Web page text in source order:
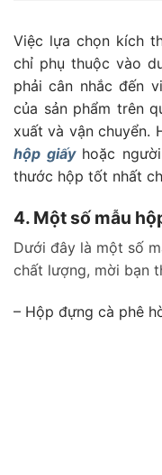
Việc lựa chọn kích
chỉ phụ thuộc vào
phải cân nhắc đến
của sản phẩm trên
xuất và vận chuyển.
hộp giấyhoặc
thước hộp tốt nhất
4. Một số mẫu
Dưới đây là một số
chất lượng, mời bạn
– Hộp đựng cà phê